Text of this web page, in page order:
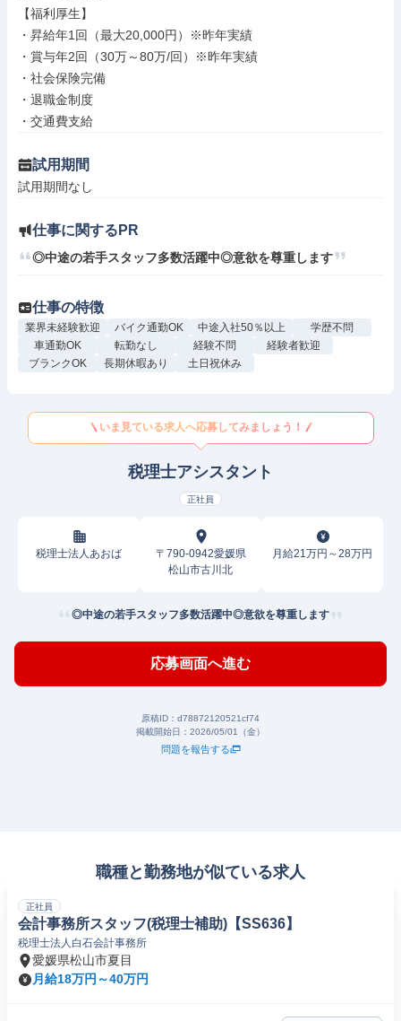
【福利厚生】
・昇給年1回（最大20,000円）※昨年実績
・賞与年2回（30万～80万/回）※昨年実績
・社会保険完備
・退職金制度
・交通費支給
試用期間
試用期間なし
仕事に関するPR
◎中途の若手スタッフ多数活躍中◎意欲を尊重します
仕事の特徴
業界未経験歓迎 バイク通勤OK 中途入社50％以上
学歴不問
車通勤OK
転勤なし 経験不問
経験者歓迎
ブランクOK
長期休暇あり 土日祝休み
いま見ている求人へ応募してみましょう！
税理士アシスタント
正社員
税理士法人あおば
〒790-0942愛媛県
松山市古川北
月給21万円～28万円
◎中途の若手スタッフ多数活躍中◎意欲を尊重します
応募画面へ進む
原稿ID： d78872120521cf74
掲載開始日： 2026/05/01（金）
問題を報告する
職種と勤務地が似ている求人
正社員
会計事務所スタッフ(税理士補助)【SS636】
税理士法人白石会計事務所
愛媛県松山市夏目
月給18万円～40万円